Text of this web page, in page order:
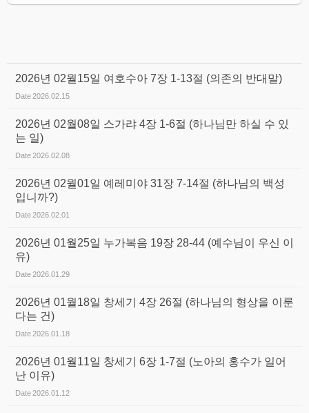
2026년 02월15일 여호수아 7장 1-13절 (의존의 반대말)
Date2026.02.15
2026년 02월08일 스가랴 4장 1-6절 (하나님만 하실 수 있
는 일)
Date2026.02.08
2026년 02월01일 예레미야 31장 7-14절 (하나님의 백성
입니까?)
Date2026.02.01
2026년 01월25일 누가복음 19장 28-44 (예수님이 우신 이
유)
Date2026.01.29
2026년 01월18일 창세기 4장 26절 (하나님의 형상을 이룬
다는 건)
Date2026.01.18
2026년 01월11일 창세기 6장 1-7절 (노아의 홍수가 일어
난 이유)
Date2026.01.12